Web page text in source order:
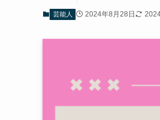
芸能人 2024年8月28日